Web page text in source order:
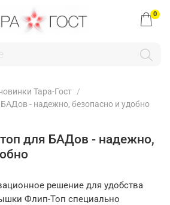
0
Тара-Гост
- надежно, безопасно и удобно
для БАДов - надежно,
решение для удобства
Флип-Топ специально